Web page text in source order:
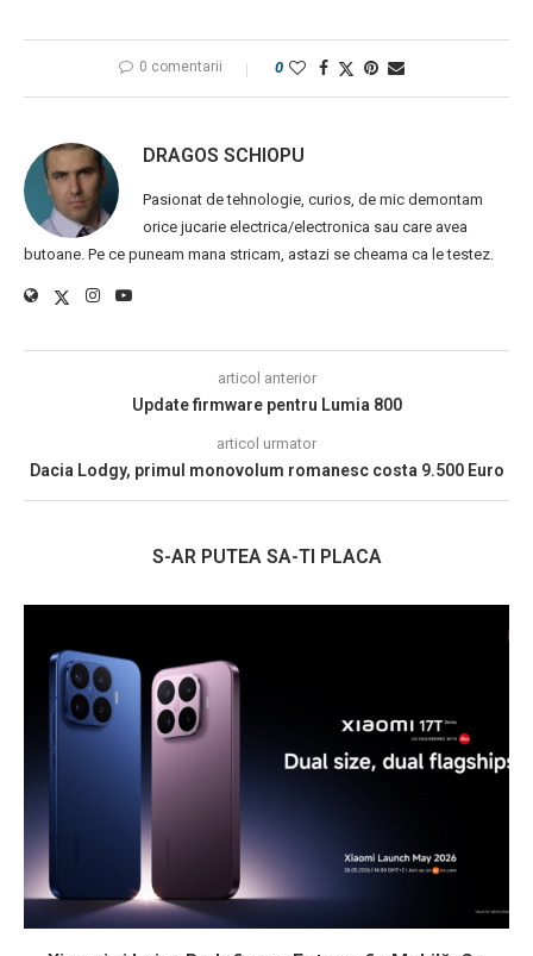
0 comentarii 0
DRAGOS SCHIOPU
Pasionat de tehnologie, curios, de mic demontam
orice jucarie electrica/electronica sau care avea
butoane. Pe ce puneam mana stricam, astazi se cheama ca le testez.
articol anterior
Update firmware pentru Lumia 800
articol urmator
Dacia Lodgy, primul monovolum romanesc costa 9.500 Euro
S-AR PUTEA SA-TI PLACA